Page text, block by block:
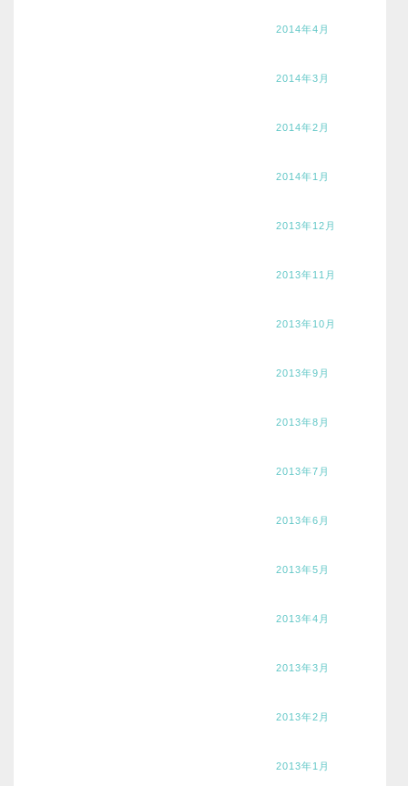
2014年4月
2014年3月
2014年2月
2014年1月
2013年12月
2013年11月
2013年10月
2013年9月
2013年8月
2013年7月
2013年6月
2013年5月
2013年4月
2013年3月
2013年2月
2013年1月